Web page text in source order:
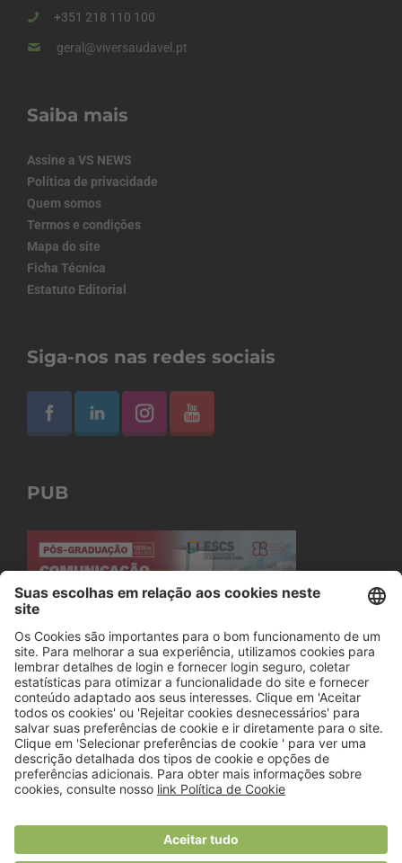
+351 218 110 100
geral@viversaudavel.pt
Saiba mais
Assine a VS NEWS
Política de privacidade
Quem somos
Termos e condições
Mapa do site
Ficha Técnica
Estatuto Editorial
Siga-nos nas redes sociais
PUB
© 2018 Viver Saudável